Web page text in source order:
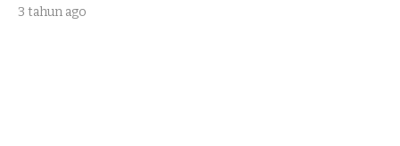
3 tahun ago